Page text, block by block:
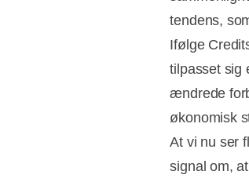
tendens,
Ifølge
tilpasset sig
ændrede
økonomisk
At vi nu ser
signal om,